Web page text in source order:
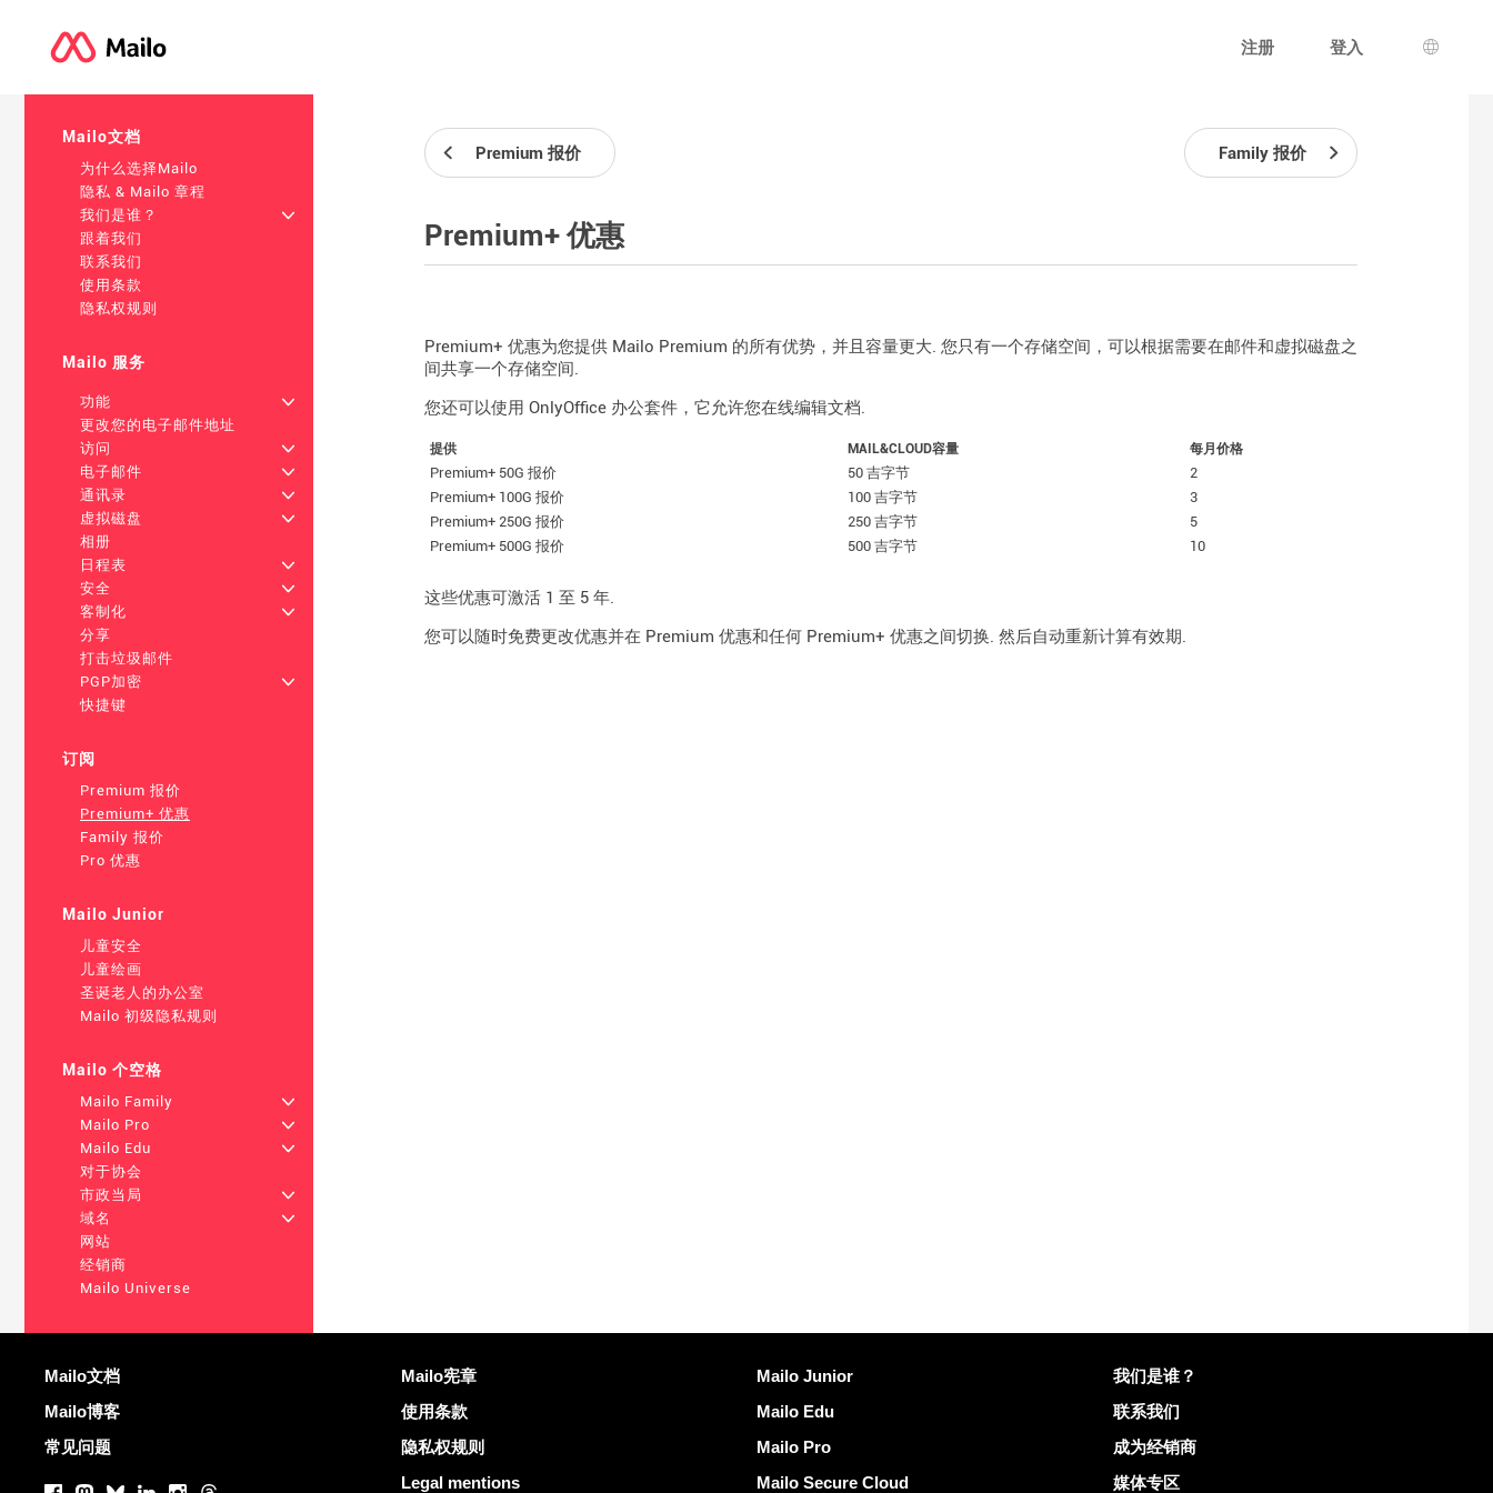
注册 登入
语言选
Mailo文档
为什么选择Mailo
隐私 & Mailo 章程
我们是谁？
+
跟着我们
联系我们
使用条款
隐私权规则
Mailo 服务
功能
+
更改您的电子邮件地址
访问
+
电子邮件
+
通讯录
+
虚拟磁盘
+
相册
日程表
+
安全
+
客制化
+
分享
打击垃圾邮件
PGP加密
+
快捷键
订阅
Premium 报价
Premium+ 优惠
Family 报价
Pro 优惠
Mailo Junior
儿童安全
儿童绘画
圣诞老人的办公室
Mailo 初级隐私规则
Mailo 个空格
Mailo Family
+
Mailo Pro
+
Mailo Edu
+
对于协会
市政当局
+
域名
+
网站
经销商
Mailo Universe
Premium 报价 Family 报价
Premium+ 优惠
Premium+ 优惠为您提供 Mailo Premium 的所有优势，并且容量更大. 您只有一个存储空间，可以根据需要在邮件和虚拟磁盘之
间共享一个存储空间.
您还可以使用 OnlyOffice 办公套件，它允许您在线编辑文档.
提供 MAIL&CLOUD容量 每月价格
Premium+ 50G 报价 50 吉字节
2
Premium+ 100G 报价
100 吉字节
3
Premium+ 250G 报价
250 吉字节
5
Premium+ 500G 报价
500 吉字节 10
这些优惠可激活 1 至 5 年.
您可以随时免费更改优惠并在 Premium 优惠和任何 Premium+ 优惠之间切换. 然后自动重新计算有效期.
更多信息
Mailo文档
Mailo博客
常见问题
有用的链接
Mailo宪章
使用条款
隐私权规则
Legal mentions
发现Mailo
Mailo Junior
Mailo Edu
Mailo Pro
Mailo Secure Cloud
有关Mailo的更多信息
我们是谁？
联系我们
成为经销商
媒体专区